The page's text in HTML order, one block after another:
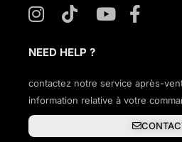
NEED HELP ?
contactez notre service après-
information relative à votre